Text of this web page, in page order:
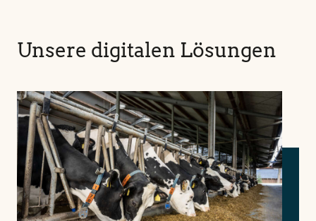
wichtigen
finden
Sie
in
unserem
Glossar
Unsere digitalen Lösungen